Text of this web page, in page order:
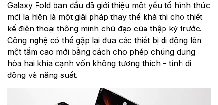
Galaxy Fold ban đầu đã giới thiệu một yếu tố hình thức
mới lạ hiện là một giải pháp thay thế khả thi cho thiết
kế điện thoại thông minh chủ đạo của thập kỷ trước.
Công nghệ có thể gập lại đưa các thiết bị di động lên
một tầm cao mới bằng cách cho phép chúng dung
hòa hai khía cạnh vốn không tương thích - tính di
động và năng suất.